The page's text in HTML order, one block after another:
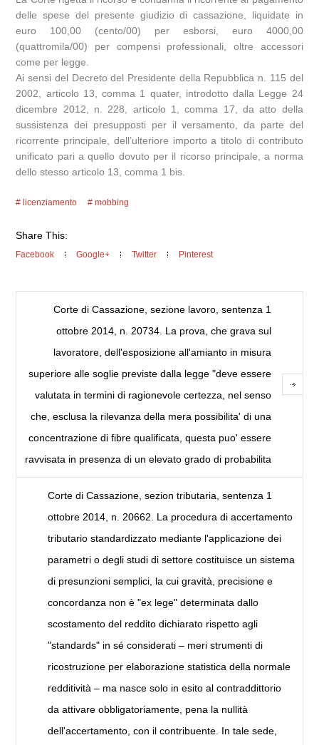
delle spese del presente giudizio di cassazione, liquidate in
euro 100,00 (cento/00) per esborsi, euro 4000,00
(quattromila/00) per compensi professionali, oltre accessori
come per legge.
Ai sensi del Decreto del Presidente della Repubblica n. 115 del
2002, articolo 13, comma 1 quater, introdotto dalla Legge 24
dicembre 2012, n. 228, articolo 1, comma 17, da atto della
sussistenza dei presupposti per il versamento, da parte del
ricorrente principale, dell’ulteriore importo a titolo di contributo
unificato pari a quello dovuto per il ricorso principale, a norma
dello stesso articolo 13, comma 1 bis.
licenziamento mobbing
Share This:
Facebook Google+ Twitter Pinterest
Corte di Cassazione, sezione lavoro, sentenza 1
ottobre 2014, n. 20734. La prova, che grava sul
lavoratore, dell'esposizione all'amianto in misura
superiore alle soglie previste dalla legge "deve essere
valutata in termini di ragionevole certezza, nel senso
che, esclusa la rilevanza della mera possibilita' di una
concentrazione di fibre qualificata, questa puo' essere
ravvisata in presenza di un elevato grado di probabilita
Corte di Cassazione, sezion tributaria, sentenza 1
ottobre 2014, n. 20662. La procedura di accertamento
tributario standardizzato mediante l'applicazione dei
parametri o degli studi di settore costituisce un sistema
di presunzioni semplici, la cui gravità, precisione e
concordanza non è "ex lege" determinata dallo
scostamento del reddito dichiarato rispetto agli
"standards" in sé considerati – meri strumenti di
ricostruzione per elaborazione statistica della normale
redditività – ma nasce solo in esito al contraddittorio
da attivare obbligatoriamente, pena la nullità
dell'accertamento, con il contribuente. In tale sede,